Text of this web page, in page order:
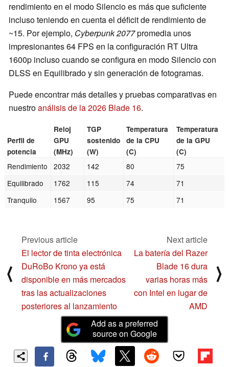
rendimiento en el modo Silencio es más que suficiente
incluso teniendo en cuenta el déficit de rendimiento de
~15. Por ejemplo, Cyberpunk 2077promedia unos
impresionantes 64 FPS en la configuración RT Ultra
1600p incluso cuando se configura en modo Silencio con
DLSS en Equilibrado y sin generación de fotogramas.
Puede encontrar más detalles y pruebas comparativas en
nuestroanálisis de la 2026 Blade 16.
Perfil de
potencia
Reloj
GPU
(MHz)
TGP
sostenido
(W)
Temperatura
de la CPU
(C)
Temperatura
de la GPU
(C)
Rendimiento 2032 142 80
75
Equilibrado
1762 115 74
71
Tranquilo
1567 95 75 71
⟨
Previous article
El lector de tinta electrónica
DuRoBo Krono ya está
disponible en más mercados
tras las actualizaciones
posteriores al lanzamiento
Next article
La batería del Razer
Blade 16 dura
varias horas más
con Intel en lugar de
AMD
⟩
Add as a preferred
source on Google